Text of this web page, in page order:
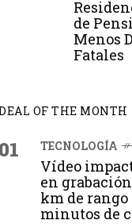
de
Menos
Fatales
OF THE MONTH
01 TECNOLOGÍA
Vídeo
en
km de rango
minutos de